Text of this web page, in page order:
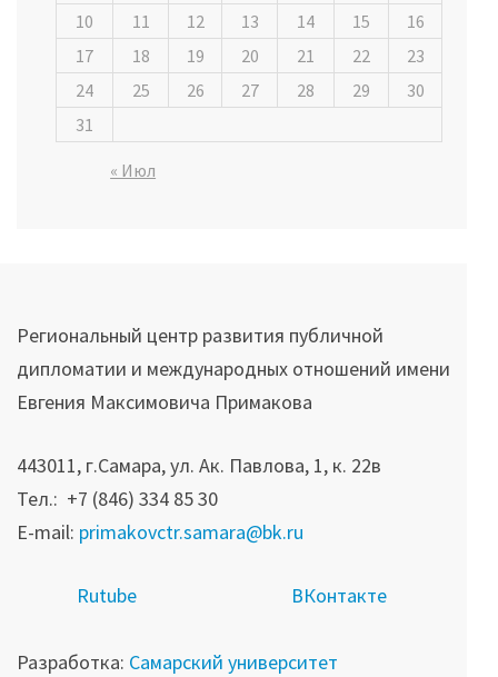
10
11 12 13 14 15
16
17
18 19 20 21 22
23
24
25 26 27 28 29
30
31
« Июл
Региональный центр развития публичной
дипломатии и международных отношений имени
Евгения Максимовича Примакова
443011, г.Самара, ул. Ак. Павлова, 1, к. 22в
Тел.: +7 (846) 334 85 30
E-mail: primakovctr.samara@bk.ru
Rutube ВКонтакте
Разработка: Самарский университет